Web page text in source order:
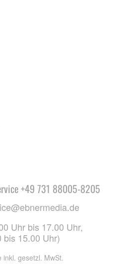
+49 731 88005-8205
Uhr bis 17.00 Uhr,
bis 15.00 Uhr)
inkl. gesetzl. MwSt.